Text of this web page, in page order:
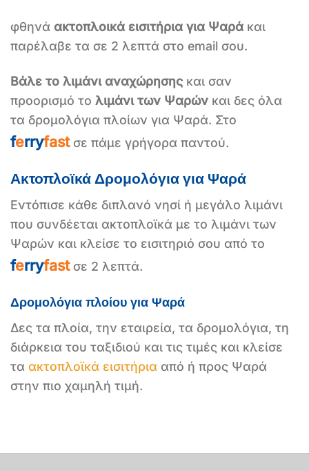
φθηνά ακτοπλοικά εισιτήρια για Ψαρά και
παρέλαβε τα σε 2 λεπτά στο email σου.
Βάλε το λιμάνι αναχώρησης και σαν
προορισμό το λιμάνι των Ψαρών και δες όλα
τα δρομολόγια πλοίων για Ψαρά. Στο
ferryfastσε πάμε γρήγορα παντού.
Ακτοπλοϊκά Δρομολόγια για Ψαρά
Εντόπισε κάθε διπλανό νησί ή μεγάλο λιμάνι
που συνδέεται ακτοπλοϊκά με το λιμάνι των
Ψαρών και κλείσε το εισιτηριό σου από το
ferryfastσε 2 λεπτά.
Δρομολόγια πλοίου για Ψαρά
Δες τα πλοία, την εταιρεία, τα δρομολόγια, τη
διάρκεια του ταξιδιού και τις τιμές και κλείσε
τα ακτοπλοϊκά εισιτήρια από ή προς Ψαρά
στην πιο χαμηλή τιμή.